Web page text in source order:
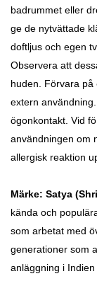
badrummet eller
ge de nytvättade
doftljus och egen
Observera att
huden. Förvara på
extern
ögonkontakt. Vid
användningen om
allergisk reaktion
Märke: Satya
kända och
som arbetat med
generationer som
anläggning i